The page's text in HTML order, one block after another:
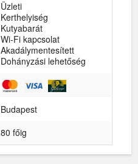
Üzleti
Kerthelyiség
Kutyabarát
Wi-Fi kapcsolat
Akadálymentesített
Dohányzási lehetőség
Budapest
80 főig